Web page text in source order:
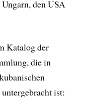
den USA
Katalog der
die in
ist: